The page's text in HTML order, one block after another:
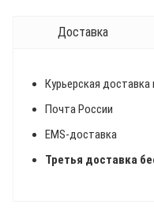
Доставка
Курьерская
Почта России
EMS-доставка
Третья доставка